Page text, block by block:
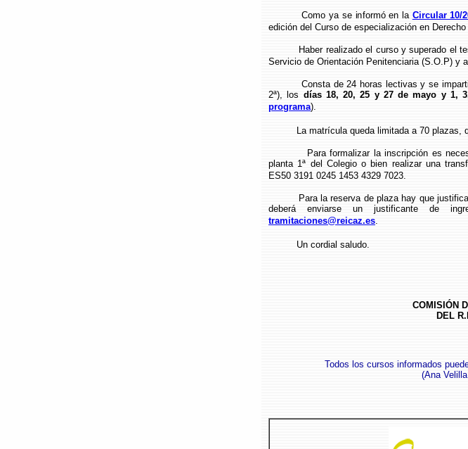
Como ya se informó en la Circular 10/
edición del Curso de especialización en
Haber realizado el curso y superado el test
Servicio de Orientación Penitenciaria (S.O.P) y
Consta de 24 horas lectivas y se impartirá
2ª), los días 18, 20, 25 y 27 de mayo y 1,
programa).
La matrícula queda limitada a 70 plazas,
Para formalizar la inscripción es
planta 1ª del Colegio o bien realizar una
ES50 3191 0245 1453 4329 7023.
Para la reserva de plaza hay que justificar
deberá enviarse un justificante de
tramitaciones@reicaz.es.
Un cordial saludo.
COMISIÓN
DEL
Todos los cursos informados
(Ana